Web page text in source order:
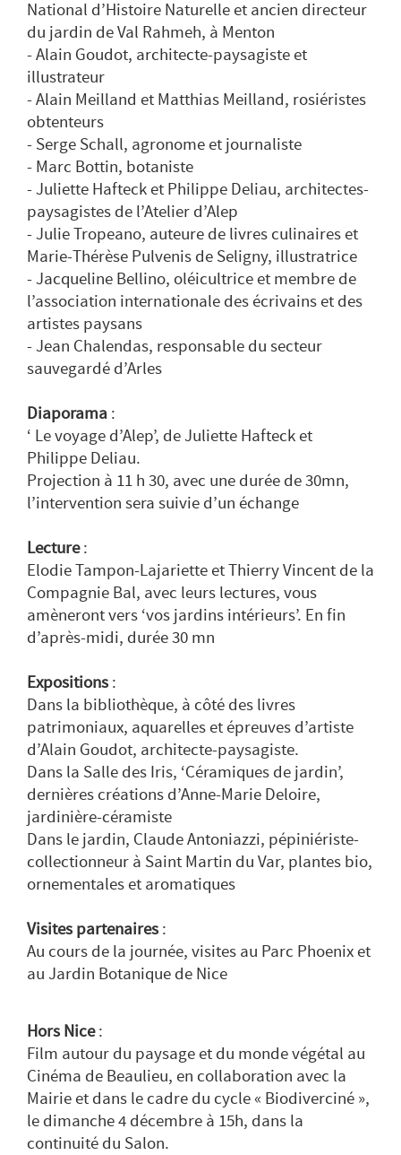
National d’Histoire Naturelle et ancien directeur
du jardin de Val Rahmeh, à Menton
- Alain Goudot, architecte-paysagiste et
illustrateur
- Alain Meilland et Matthias Meilland, rosiéristes
obtenteurs
- Serge Schall, agronome et journaliste
- Marc Bottin, botaniste
- Juliette Hafteck et Philippe Deliau, architectes-
paysagistes de l’Atelier d’Alep
- Julie Tropeano, auteure de livres culinaires et
Marie-Thérèse Pulvenis de Seligny, illustratrice
- Jacqueline Bellino, oléicultrice et membre de
l’association internationale des écrivains et des
artistes paysans
- Jean Chalendas, responsable du secteur
sauvegardé d’Arles
Diaporama :
‘ Le voyage d’Alep’, de Juliette Hafteck et
Philippe Deliau.
Projection à 11 h 30, avec une durée de 30mn,
l’intervention sera suivie d’un échange
Lecture:
Elodie Tampon-Lajariette et Thierry Vincent de la
Compagnie Bal, avec leurs lectures, vous
amèneront vers ‘vos jardins intérieurs’. En fin
d’après-midi, durée 30 mn
Expositions :
Dans la bibliothèque, à côté des livres
patrimoniaux, aquarelles et épreuves d’artiste
d’Alain Goudot, architecte-paysagiste.
Dans la Salle des Iris, ‘Céramiques de jardin’,
dernières créations d’Anne-Marie Deloire,
jardinière-céramiste
Dans le jardin, Claude Antoniazzi, pépiniériste-
collectionneur à Saint Martin du Var, plantes bio,
ornementales et aromatiques
Visites partenaires :
Au cours de la journée, visites au Parc Phoenix et
au Jardin Botanique de Nice
Hors Nice:
Film autour du paysage et du monde végétal au
Cinéma de Beaulieu, en collaboration avec la
Mairie et dans le cadre du cycle « Biodiverciné »,
le dimanche 4 décembre à 15h, dans la
continuité du Salon.